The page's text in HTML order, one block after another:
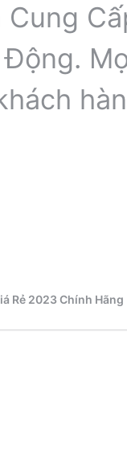
Cung
Động.
Rẻ 2023 Chính Hãng